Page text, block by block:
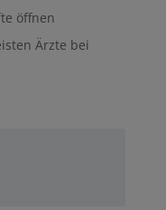
öffnen
Ärzte bei